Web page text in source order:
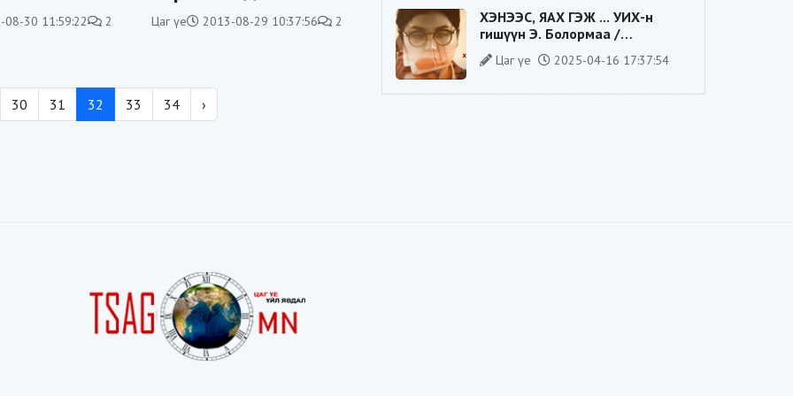
08-30 11:59:22 2
огцом буурч байна
Цаг үе 2013-08-29 10:37:56 2
30 31 32 33 34 ›
ХЭНЭЭС, ЯАХ ГЭЖ ... УИХ-н
гишүүн Э. Болормаа /
сонгуулийн ажилдаа гадаадын
компаниас хандив авсан уу/
Цаг үе 2025-04-16 17:37:54